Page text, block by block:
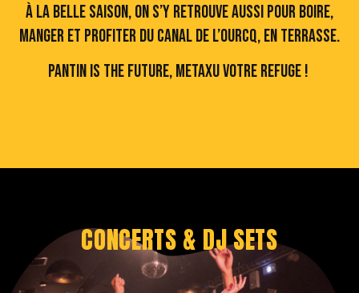
À la belle saison, on s’y retrouve aussi pour boire,
manger et profiter du Canal de l’Ourcq, en terrasse.
Pantin is the future, Metaxu votre refuge !
CONCERTS & DJ SETS